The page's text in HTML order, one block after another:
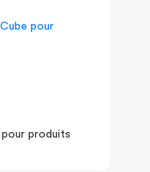
produits